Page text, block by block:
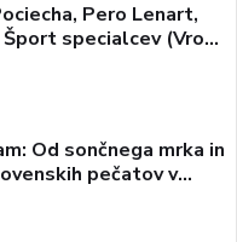
Pero Lenart,
specialcev (Vroča
Od sončnega mrka in
pečatov v
2. 8. 2026)